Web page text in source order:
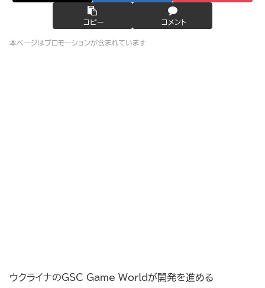
コピー コメント
本ページはプロモーションが含まれています
ウクライナのGSC Game Worldが開発を進める